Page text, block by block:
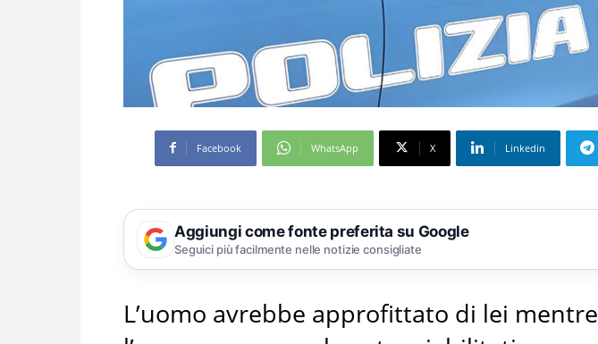
Facebook WhatsApp X Linkedin
Aggiungi come fonte preferita su Google
Seguici più facilmente nelle notizie consigliate
L’uomo avrebbe approfittato di lei mentre